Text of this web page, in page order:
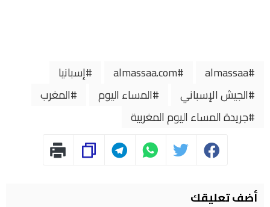
almassaa
almassaa.com
إسبانيا
الجيش الإسباني
المساء اليوم
المغرب
جريدة المساء اليوم المغربية
أضف تعليقك